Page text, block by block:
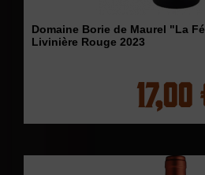
Domaine Borie de Maurel "La
Livinière Rouge 2023
17,00